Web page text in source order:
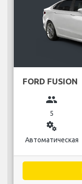
FORD FUSION
group
5
miscellaneous_services
Автоматическая